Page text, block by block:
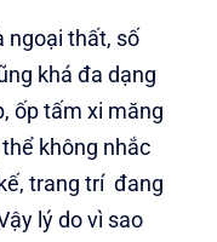
ngoại thất, số
khá đa dạng
ốp tấm xi măng
không nhắc
trang trí đang
lý do vì sao